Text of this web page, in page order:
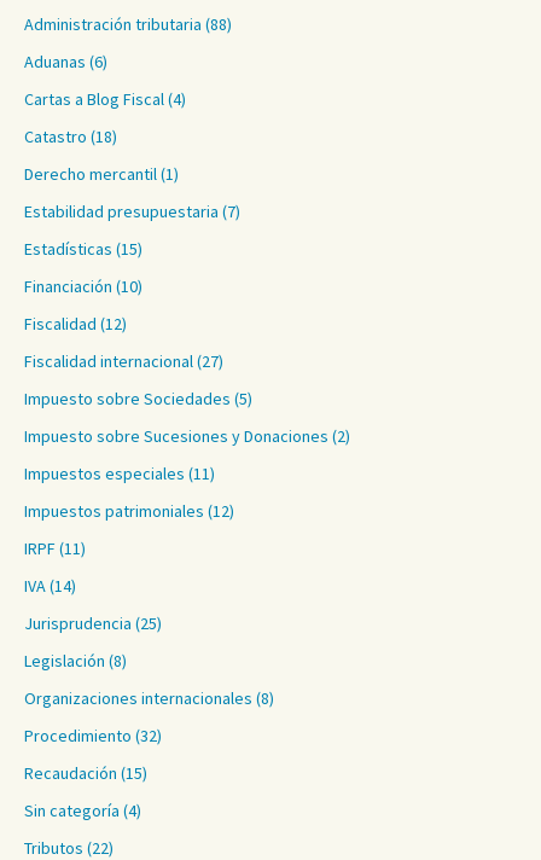
Administración tributaria (88)
Aduanas (6)
Cartas a Blog Fiscal(4)
Catastro (18)
Derecho mercantil(1)
Estabilidad presupuestaria (7)
Estadísticas (15)
Financiación (10)
Fiscalidad (12)
Fiscalidad internacional(27)
Impuesto sobre Sociedades (5)
Impuesto sobre Sucesiones y Donaciones (2)
Impuestos especiales (11)
Impuestos patrimoniales (12)
IRPF(11)
IVA(14)
Jurisprudencia (25)
Legislación (8)
Organizaciones internacionales (8)
Procedimiento (32)
Recaudación (15)
Sin categoría (4)
Tributos (22)